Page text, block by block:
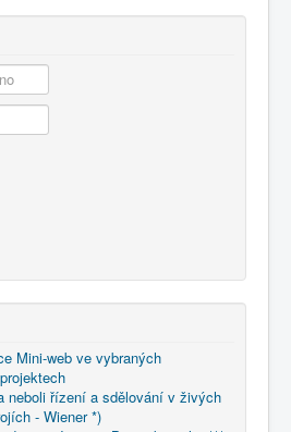
Mini-web ve vybraných
neboli řízení a sdělování v živých
- Wiener *)